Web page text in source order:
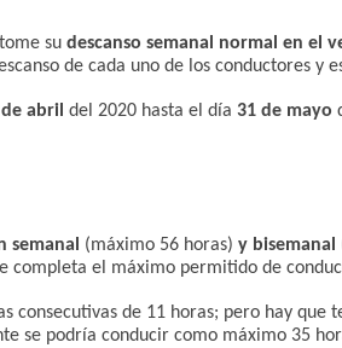
su descanso semanal normal en el
de cada uno de los conductores y
de abril del 2020 hasta el día 31 de mayo
semanal (máximo 56 horas) y bisemanal
completa el máximo permitido de
consecutivas de 11 horas; pero hay que
se podría conducir como máximo 35